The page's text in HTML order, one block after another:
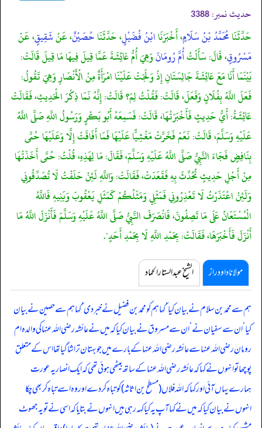
حدیث نمبر: 3388
حَدَّثَنَامُحَمَّدُ بْنُ سَلَامٍ، أَخْبَرَنَاابْنُ فُضَيْلٍ، حَدَّثَنَاحُصَيْنٌ، عَنْشَقِيقٍ، عَنْ
مَسْرُوقٍ، قَالَ: سَأَلْتُأُمَّ رُومَانَوَهِيَ أُمُّ عَائِشَةَ عَمَّا قِيلَ فِيهَا مَا قِيلَ قَالَتْ:
بَيْنَمَا أَنَا مَعَ عَائِشَةَ جَالِسَتَانِ إِذْ وَلَجَتْ عَلَيْنَا امْرَأَةٌ مِنْ الْأَنْصَارِ وَهِيَ تَقُولُ:
فَعَلَ اللَّهُ بِفُلَانٍ وَفَعَلَ، قَالَتْ: فَقُلْتُ لِمَ؟ قَالَتْ: إِنَّهُ نَمَا ذِكْرَ الْحَدِيثِ، فَقَالَتْ
عَائِشَةُ: أَيُّ حَدِيثٍ فَأَخْبَرَتْهَا، قَالَتْ: فَسَمِعَهُ أَبُو بَكْرٍ وَرَسُولُ اللَّهِ صَلَّى اللَّهُ
عَلَيْهِ وَسَلَّمَ، قَالَتْ: نَعَمْ فَخَرَّتْ مَغْشِيًّا عَلَيْهَا فَمَا أَفَاقَتْ إِلَّا وَعَلَيْهَا حُمَّى
بِنَافِضٍ فَجَاءَ النَّبِيُّ صَلَّى اللَّهُ عَلَيْهِ وَسَلَّمَ، فَقَالَ: مَا لِهَذِهِ، قُلْتُ: حُمَّى أَخَذَتْهَا
مِنْ أَجْلِ حَدِيثٍ تُحُدِّثَ بِهِ فَقَعَدَتْ، فَقَالَتْ: وَاللَّهِ لَئِنْ حَلَفْتُ لَا تُصَدِّقُونِي
وَلَئِنْ اعْتَذَرْتُ لَا تَعْذِرُونِي فَمَثَلِي وَمَثَلُكُمْ كَمَثَلِ يَعْقُوبَ وَبَنِيهِ فَاللَّهُ
الْمُسْتَعَانُ عَلَى مَا تَصِفُونَ، فَانْصَرَفَ النَّبِيُّ صَلَّى اللَّهُ عَلَيْهِ وَسَلَّمَ فَأَنْزَلَ اللَّهُ مَا
أَنْزَلَ فَأَخْبَرَهَا، فَقَالَتْ: بِحَمْدِ اللَّهِ لَا بِحَمْدِ أَحَدٍ".
مولانا داود راز الشیخ عبدالستار الحماد
ہم سے محمد بن سلام نے بیان کیا ‘ کہا ہم کو محمد بن فضیل نے خبر دی ‘ کہا ہم سے حصین نے بیان
کیا ‘ ان سے سفیان نے ‘ ان سے مسروق نے بیان کیا کہمیں نے عائشہ رضی اللہ عنہا کی والدہ ام
رومان رضی اللہ عنہا سے عائشہ رضی اللہ عنہا کے بارے میں جو بہتان تراشا گیا تھا اس کے متعلق
پوچھا تو انہوں نے کہا کہ عائشہ رضی اللہ عنہا کے ساتھ بیٹھی ہوئی تھی کہ ایک انصاریہ عورت
ہمارے یہاں آئی اور کہا کہ اللہ فلاں (مسطح بن اثاثہ) کو تباہ کر دے اور وہ اسے تباہ کر بھی چکا
انہوں نے بیان کیا کہ میں نے کہا آپ یہ کیا کہہ رہی ہیں انہوں نے بتایا کہ اسی نے تو یہ جھوٹ